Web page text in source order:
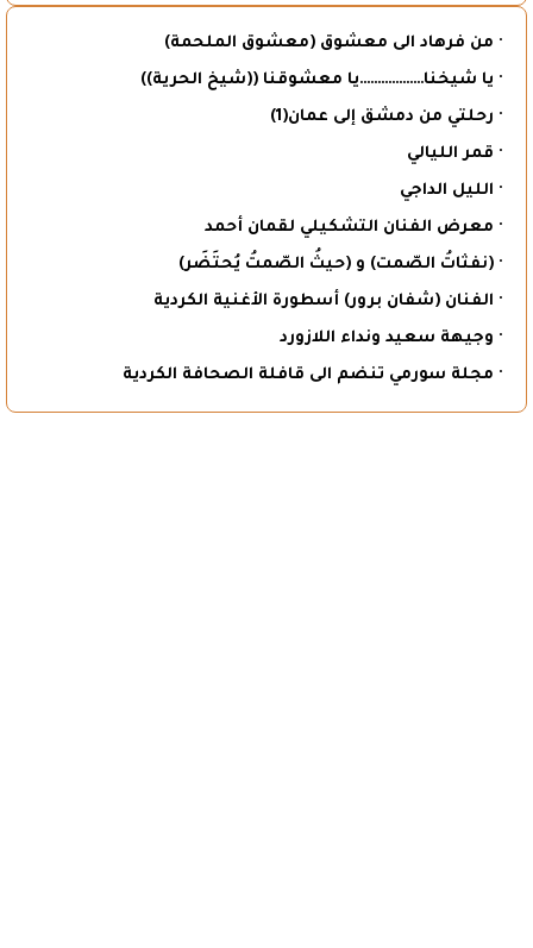
· من فرهاد الى معشوق (معشوق الملحمة)
· يا شيخنا………………يا معشوقنا ((شيخ الحرية))
· رحلتي من دمشق إلى عمان(1)
· قمر الليالي
· الليل الداجي
· معرض الفنان التشكيلي لقمان أحمد
· (نفثاتُ الصّمت) و (حيثُ الصّمتُ يُحتَضَر)
· الفنان (شفان برور) أسطورة الأغنية الكردية
· وجيهة سعيد ونداء اللازورد
· مجلة سورمي تنضم الى قافلة الصحافة الكردية